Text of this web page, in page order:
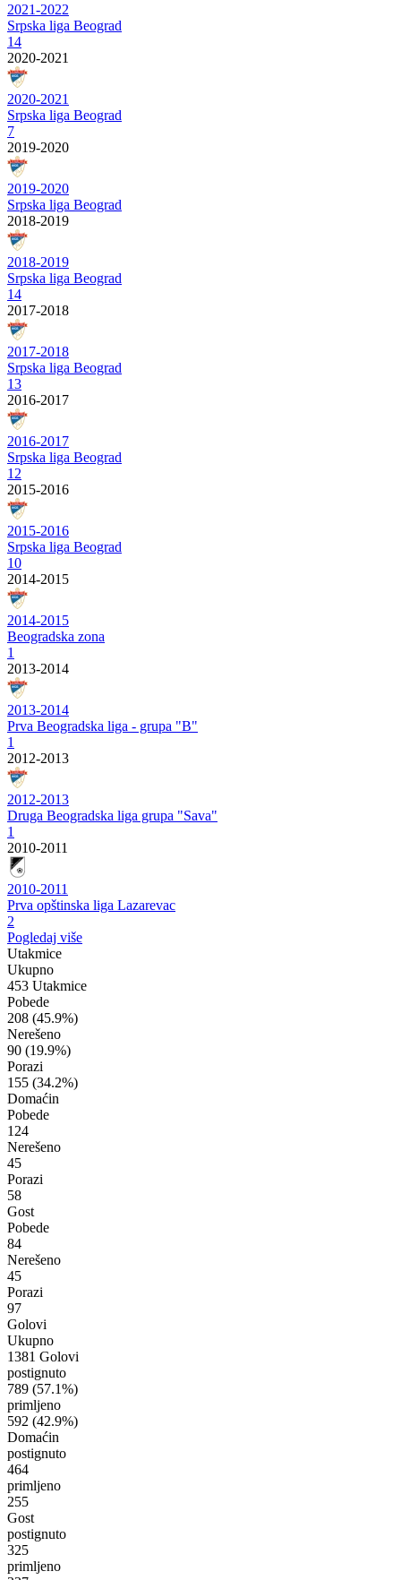
2021-2022
Srpska liga Beograd
14
2020-2021
2020-2021
Srpska liga Beograd
7
2019-2020
2019-2020
Srpska liga Beograd
2018-2019
2018-2019
Srpska liga Beograd
14
2017-2018
2017-2018
Srpska liga Beograd
13
2016-2017
2016-2017
Srpska liga Beograd
12
2015-2016
2015-2016
Srpska liga Beograd
10
2014-2015
2014-2015
Beogradska zona
1
2013-2014
2013-2014
Prva Beogradska liga - grupa "B"
1
2012-2013
2012-2013
Druga Beogradska liga grupa "Sava"
1
2010-2011
2010-2011
Prva opštinska liga Lazarevac
2
Pogledaj više
Utakmice
Ukupno
453 Utakmice
Pobede
208 (45.9%)
Nerešeno
90 (19.9%)
Porazi
155 (34.2%)
Domaćin
Pobede
124
Nerešeno
45
Porazi
58
Gost
Pobede
84
Nerešeno
45
Porazi
97
Golovi
Ukupno
1381 Golovi
postignuto
789 (57.1%)
primljeno
592 (42.9%)
Domaćin
postignuto
464
primljeno
255
Gost
postignuto
325
primljeno